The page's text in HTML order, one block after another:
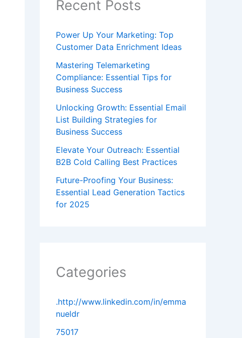
Recent Posts
Power Up Your Marketing: Top
Customer Data Enrichment Ideas
Mastering Telemarketing
Compliance: Essential Tips for
Business Success
Unlocking Growth: Essential Email
List Building Strategies for
Business Success
Elevate Your Outreach: Essential
B2B Cold Calling Best Practices
Future-Proofing Your Business:
Essential Lead Generation Tactics
for 2025
Categories
.http://www.linkedin.com/in/emma
nueldr
75017